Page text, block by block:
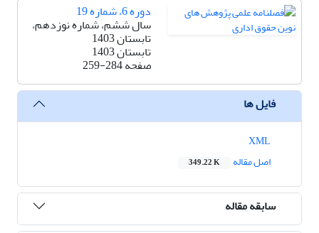
دوره 6، شماره 19
سال ششم، شماره نوزدهم،
تابستان 1403
تابستان 1403
صفحه259-284
فایل ها
اصل مقاله
349.22 K
سابقه مقاله